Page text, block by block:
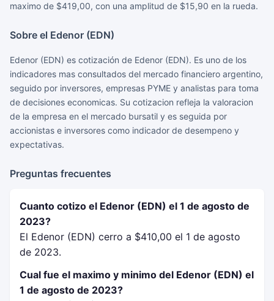
maximo de $419,00, con una amplitud de $15,90 en la rueda.
Sobre el Edenor (EDN)
Edenor (EDN) es cotización de Edenor (EDN). Es uno de los
indicadores mas consultados del mercado financiero argentino,
seguido por inversores, empresas PYME y analistas para toma
de decisiones economicas. Su cotizacion refleja la valoracion
de la empresa en el mercado bursatil y es seguida por
accionistas e inversores como indicador de desempeno y
expectativas.
Preguntas frecuentes
Cuanto cotizo el Edenor (EDN) el 1 de agosto de
2023?
El Edenor (EDN) cerro a $410,00 el 1 de agosto
de 2023.
Cual fue el maximo y minimo del Edenor (EDN) el
1 de agosto de 2023?